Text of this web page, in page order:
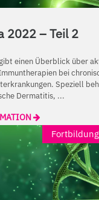
2022 – Teil 2
einen Überblick über
bei
Speziell
Dermatitis, ...